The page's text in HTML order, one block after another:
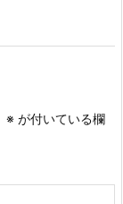
※ が付いている欄